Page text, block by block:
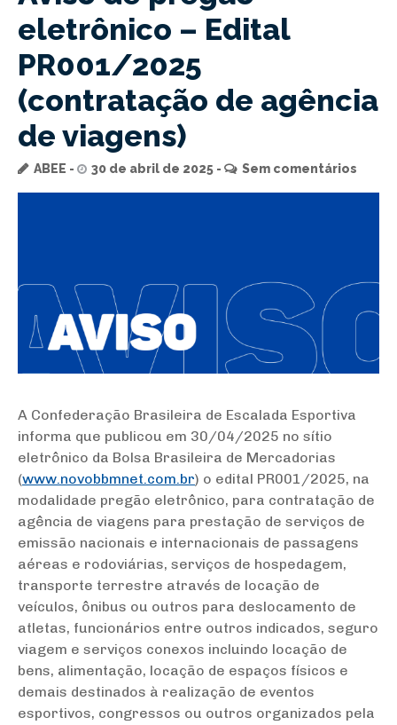
eletrônico – Edital
PR001/2025
(contratação de agência
de viagens)
ABEE 30 de abril de 2025 Sem comentários
A Confederação Brasileira de Escalada Esportiva
informa que publicou em 30/04/2025 no sítio
eletrônico da Bolsa Brasileira de Mercadorias
(www.novobbmnet.com.br) o edital PR001/2025, na
modalidade pregão eletrônico, para contratação de
agência de viagens para prestação de serviços de
emissão nacionais e internacionais de passagens
aéreas e rodoviárias, serviços de hospedagem,
transporte terrestre através de locação de
veículos, ônibus ou outros para deslocamento de
atletas, funcionários entre outros indicados, seguro
viagem e serviços conexos incluindo locação de
bens, alimentação, locação de espaços físicos e
demais destinados à realização de eventos
esportivos, congressos ou outros organizados pela